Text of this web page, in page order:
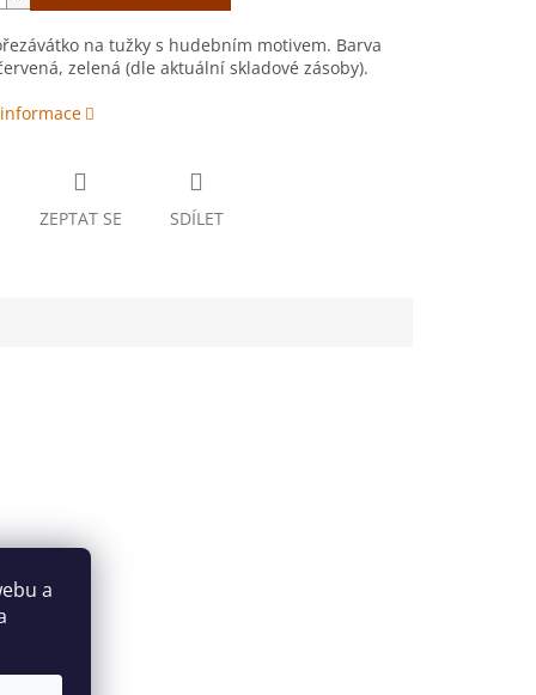
a
na tužky s hudebním motivem. Barva
zelená (dle aktuální skladové zásoby).
ZEPTAT SE SDÍLET